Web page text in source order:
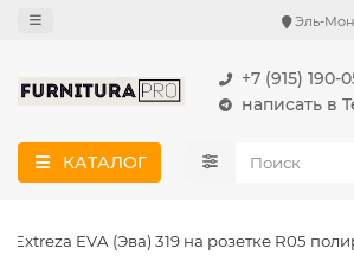
Эль-
+7 (915) 190-
написать в
КАТАЛОГ
Extreza EVA (Эва) 319 на розетке R05